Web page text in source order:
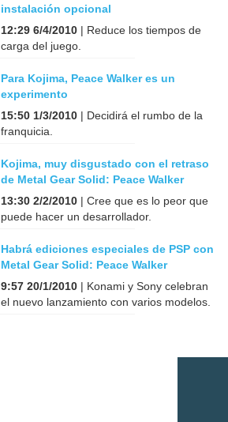
instalación opcional
12:29 6/4/2010 | Reduce los tiempos de
carga del juego.
Para Kojima, Peace Walker es un
experimento
15:50 1/3/2010 | Decidirá el rumbo de la
franquicia.
Kojima, muy disgustado con el retraso
de Metal Gear Solid: Peace Walker
13:30 2/2/2010 | Cree que es lo peor que
puede hacer un desarrollador.
Habrá ediciones especiales de PSP con
Metal Gear Solid: Peace Walker
9:57 20/1/2010 | Konami y Sony celebran
el nuevo lanzamiento con varios modelos.